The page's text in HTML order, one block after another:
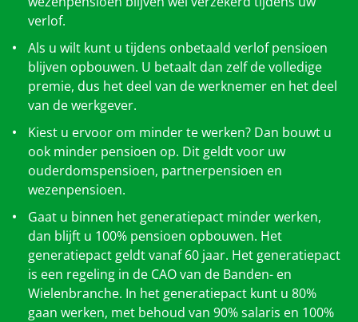
verlof.
Als u wilt kunt u tijdens onbetaald verlof pensioen
blijven opbouwen. U betaalt dan zelf de volledige
premie, dus het deel van de werknemer en het deel
van de werkgever.
Kiest u ervoor om minder te werken? Dan bouwt u
ook minder pensioen op. Dit geldt voor uw
ouderdomspensioen, partnerpensioen en
wezenpensioen.
Gaat u binnen het generatiepact minder werken,
dan blijft u 100% pensioen opbouwen. Het
generatiepact geldt vanaf 60 jaar. Het generatiepact
is een regeling in de CAO van de Banden- en
Wielenbranche. In het generatiepact kunt u 80%
gaan werken, met behoud van 90% salaris en 100%